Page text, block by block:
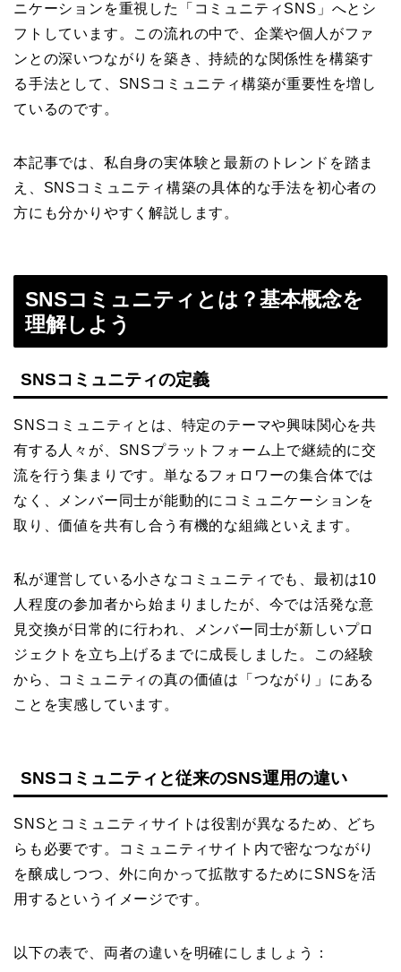
ニケーションを重視した「コミュニティSNS」へとシ
フトしています。この流れの中で、企業や個人がファ
ンとの深いつながりを築き、持続的な関係性を構築す
る手法として、SNSコミュニティ構築が重要性を増し
ているのです。
本記事では、私自身の実体験と最新のトレンドを踏ま
え、SNSコミュニティ構築の具体的な手法を初心者の
方にも分かりやすく解説します。
SNSコミュニティとは？基本概念を
理解しよう
SNSコミュニティの定義
SNSコミュニティとは、特定のテーマや興味関心を共
有する人々が、SNSプラットフォーム上で継続的に交
流を行う集まりです。単なるフォロワーの集合体では
なく、メンバー同士が能動的にコミュニケーションを
取り、価値を共有し合う有機的な組織といえます。
私が運営している小さなコミュニティでも、最初は10
人程度の参加者から始まりましたが、今では活発な意
見交換が日常的に行われ、メンバー同士が新しいプロ
ジェクトを立ち上げるまでに成長しました。この経験
から、コミュニティの真の価値は「つながり」にある
ことを実感しています。
SNSコミュニティと従来のSNS運用の違い
SNSとコミュニティサイトは役割が異なるため、どち
らも必要です。コミュニティサイト内で密なつながり
を醸成しつつ、外に向かって拡散するためにSNSを活
用するというイメージです。
以下の表で、両者の違いを明確にしましょう：